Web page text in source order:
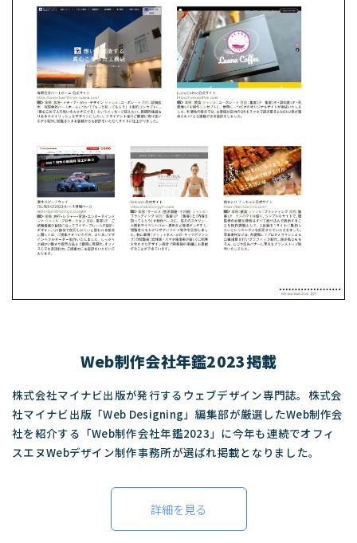
Web制作会社年鑑2023掲載
株式会社マイナビ出版が発行するウェブデザイン専門誌。株式会
社マイナビ出版「Web Designing」編集部が厳選したWeb制作会
社を紹介する「Web制作会社年鑑2023」に今年も連続でオフィ
スエヌWebデザイン制作事務所が選ばれ掲載となりました。
詳細を見る